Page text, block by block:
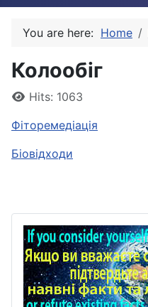
You are here: Home
Колообіг
DetailsHits: 1063
Фіторемедіація
Біовідходи